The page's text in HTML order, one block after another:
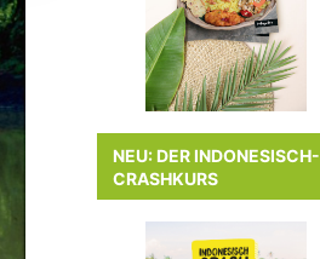
NEU: DER INDONESISCH-
CRASHKURS